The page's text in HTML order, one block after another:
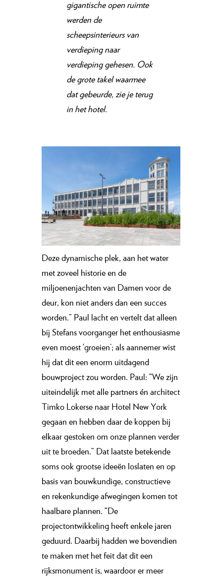
gigantische open ruimte
werden de
scheepsinterieurs van
verdieping naar
verdieping gehesen. Ook
de grote takel waarmee
dat gebeurde, zie je terug
in het hotel.
Deze dynamische plek, aan het water
met zoveel historie en de
miljoenenjachten van Damen voor de
deur, kon niet anders dan een succes
worden.” Paul lacht en vertelt dat alleen
bij Stefans voorganger het enthousiasme
even moest ‘groeien’; als aannemer wist
hij dat dit een enorm uitdagend
bouwproject zou worden. Paul: “We zijn
uiteindelijk met alle partners én architect
Timko Lokerse naar Hotel New York
gegaan en hebben daar de koppen bij
elkaar gestoken om onze plannen verder
uit te broeden.” Dat laatste betekende
soms ook grootse ideeën loslaten en op
basis van bouwkundige, constructieve
en rekenkundige afwegingen komen tot
haalbare plannen. “De
projectontwikkeling heeft enkele jaren
geduurd. Daarbij hadden we bovendien
te maken met het feit dat dit een
rijksmonument is, waardoor er meer